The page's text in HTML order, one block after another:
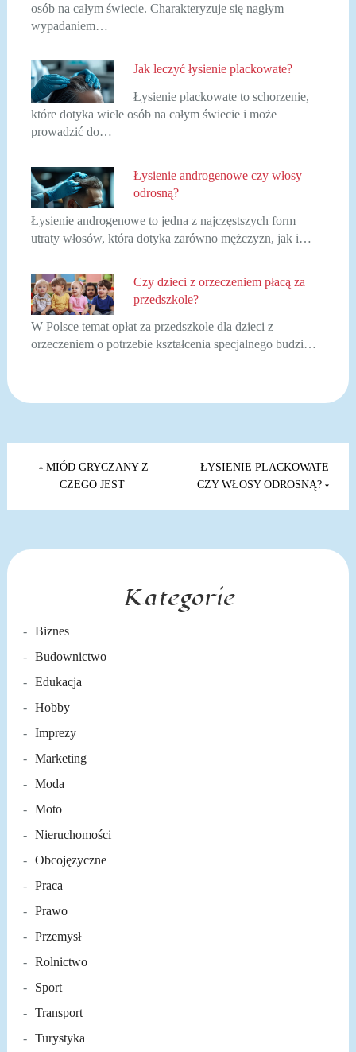
osób na całym świecie. Charakteryzuje się nagłym
wypadaniem…
Jak leczyć łysienie plackowate?
Łysienie plackowate to schorzenie,
które dotyka wiele osób na całym świecie i może
prowadzić do…
Łysienie androgenowe czy włosy
odrosną?
Łysienie androgenowe to jedna z najczęstszych form
utraty włosów, która dotyka zarówno mężczyzn, jak i…
Czy dzieci z orzeczeniem płacą za
przedszkole?
W Polsce temat opłat za przedszkole dla dzieci z
orzeczeniem o potrzebie kształcenia specjalnego budzi…
Nawigacja
wpisu
MIÓD GRYCZANY Z
CZEGO JEST
ŁYSIENIE PLACKOWATE
CZY WŁOSY ODROSNĄ?
Kategorie
Biznes
Budownictwo
Edukacja
Hobby
Imprezy
Marketing
Moda
Moto
Nieruchomości
Obcojęzyczne
Praca
Prawo
Przemysł
Rolnictwo
Sport
Transport
Turystyka